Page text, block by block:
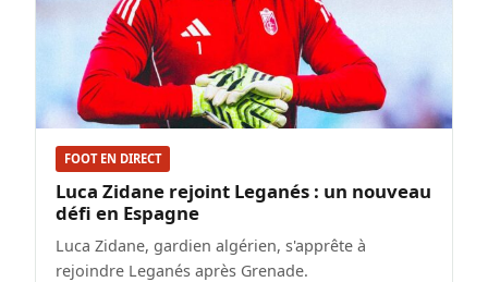
FOOT EN DIRECT
Luca Zidane rejoint Leganés : un nouveau
défi en Espagne
Luca Zidane, gardien algérien, s'apprête à
rejoindre Leganés après Grenade.